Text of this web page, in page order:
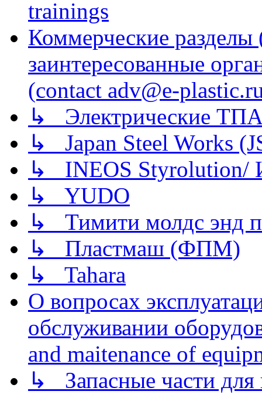
trainings
Коммерческие
заинтересованные
(contact adv@e-
↳ Электрические
↳ Japan Steel Works
↳ INEOS
↳ YUDO
↳ Тимити молдс энд
↳ Пластмаш (ФПМ)
↳ Tahara
О вопросах
обслуживании
and maitenance of
↳ Запасные части для